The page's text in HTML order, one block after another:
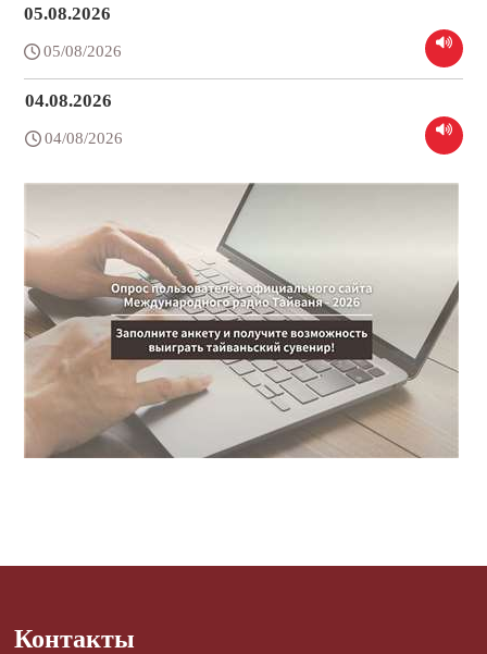
05.08.2026
05/08/2026
04.08.2026
04/08/2026
Контакты